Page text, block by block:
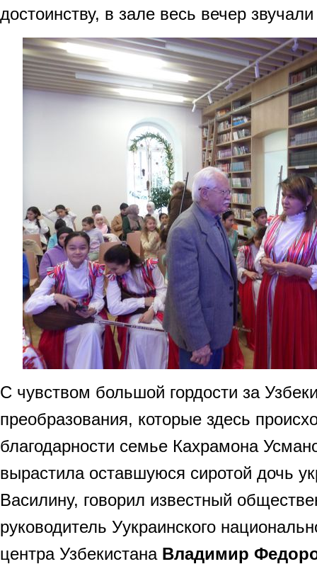
достоинству, в зале весь вечер
С чувством большой гордости за
преобразования, которые здесь
благодарности семье Кахрамона
вырастила оставшуюся сиротой дочь
Василину, говорил известный
руководитель Уукраинского
центра Узбекистана Владимир